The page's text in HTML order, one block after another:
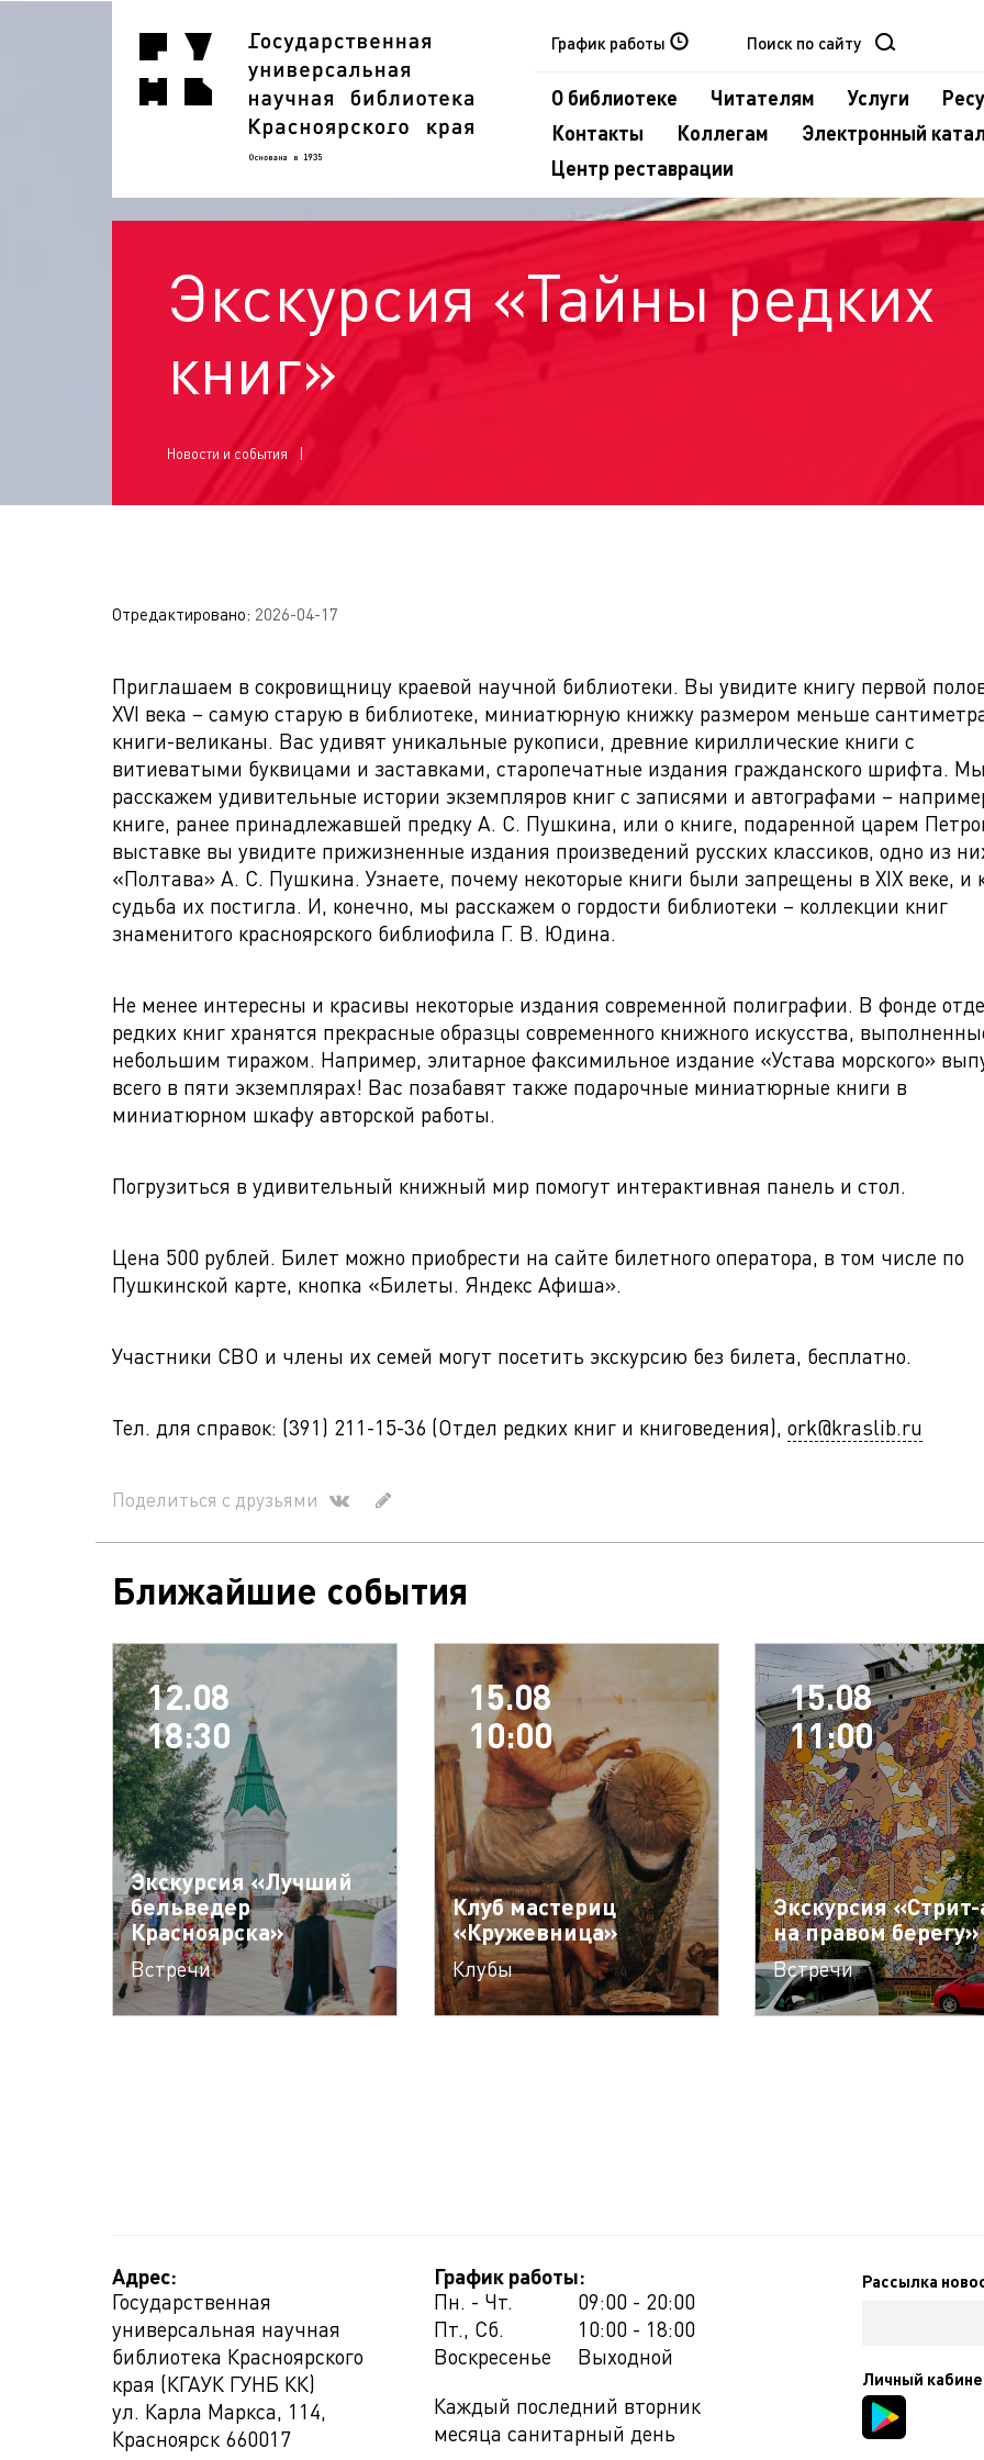
График работы
О библиотеке Читателям Услуги
Контакты
Коллегам
Электронный
Центр реставрации
Экскурсия «Тайны редких
книг»
Новости и события
Отредактировано: 2026-04-17
Приглашаем в сокровищницу краевой научной библиотеки. Вы увидите книгу первой
XVI века – самую старую в библиотеке, миниатюрную книжку размером меньше
книги-великаны. Вас удивят уникальные рукописи, древние кириллические книги с
витиеватыми буквицами и заставками, старопечатные издания гражданского шрифта. Мы
расскажем удивительные истории экземпляров книг с записями и автографами –
книге, ранее принадлежавшей предку А. С. Пушкина, или о книге, подаренной царем
выставке вы увидите прижизненные издания произведений русских классиков, одно из
«Полтава» А. С. Пушкина. Узнаете, почему некоторые книги были запрещены в XIX веке, и
судьба их постигла. И, конечно, мы расскажем о гордости библиотеки – коллекции книг
знаменитого красноярского библиофила Г. В. Юдина.
Не менее интересны и красивы некоторые издания современной полиграфии. В фонде
редких книг хранятся прекрасные образцы современного книжного искусства,
небольшим тиражом. Например, элитарное факсимильное издание «Устава морского»
всего в пяти экземплярах! Вас позабавят также подарочные миниатюрные книги в
миниатюрном шкафу авторской работы.
Погрузиться в удивительный книжный мир помогут интерактивная панель и стол.
Цена 500 рублей. Билет можно приобрести на сайте билетного оператора, в том числе по
Пушкинской карте, кнопка «Билеты. Яндекс Афиша».
Участники СВО и члены их семей могут посетить экскурсию без билета, бесплатно.
Тел. для справок: (391) 211-15-36 (Отдел редких книг и книговедения), ork@kraslib.ru
Поделиться с друзьями
Ближайшие события
12.08
18:30
Экскурсия «Лучший
бельведер
Красноярска»
Встречи
15.08
10:00
Клуб мастериц
«Кружевница»
Клубы
15.08
11:00
Экскурсия
на правом берегу»
Встречи
Адрес:
Государственная
универсальная научная
библиотека Красноярского
края (КГАУК ГУНБ КК)
ул. Карла Маркса, 114,
Красноярск 660017
График работы:
Пн. - Чт.
09:00 - 20:00
Пт., Сб.
10:00 - 18:00
Воскресенье
Выходной
Каждый последний вторник
месяца санитарный день
Рассылка
Личный